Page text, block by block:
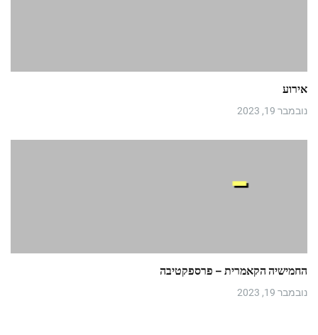
אירוע
נובמבר 19, 2023
החמישיה הקאמרית – פרספקטיבה
נובמבר 19, 2023